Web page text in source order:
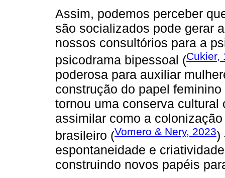
Assim, podemos perceber
são socializados pode gerar
nossos consultórios para a
psicodrama bipessoal (Cukier,
poderosa para auxiliar
construção do papel
tornou uma conserva
assimilar como a
brasileiro (Vomero & Nery, 2023)
espontaneidade e
construindo novos papéis